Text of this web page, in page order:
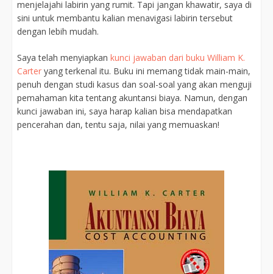
menjelajahi labirin yang rumit. Tapi jangan khawatir, saya di
sini untuk membantu kalian menavigasi labirin tersebut
dengan lebih mudah.
Saya telah menyiapkan kunci jawaban dari buku William K.
Carter yang terkenal itu. Buku ini memang tidak main-main,
penuh dengan studi kasus dan soal-soal yang akan menguji
pemahaman kita tentang akuntansi biaya. Namun, dengan
kunci jawaban ini, saya harap kalian bisa mendapatkan
pencerahan dan, tentu saja, nilai yang memuaskan!